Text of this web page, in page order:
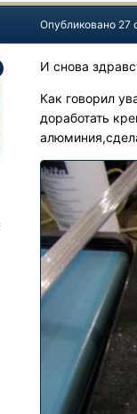
Опубликовано 27
И снова
Как говорил
доработать